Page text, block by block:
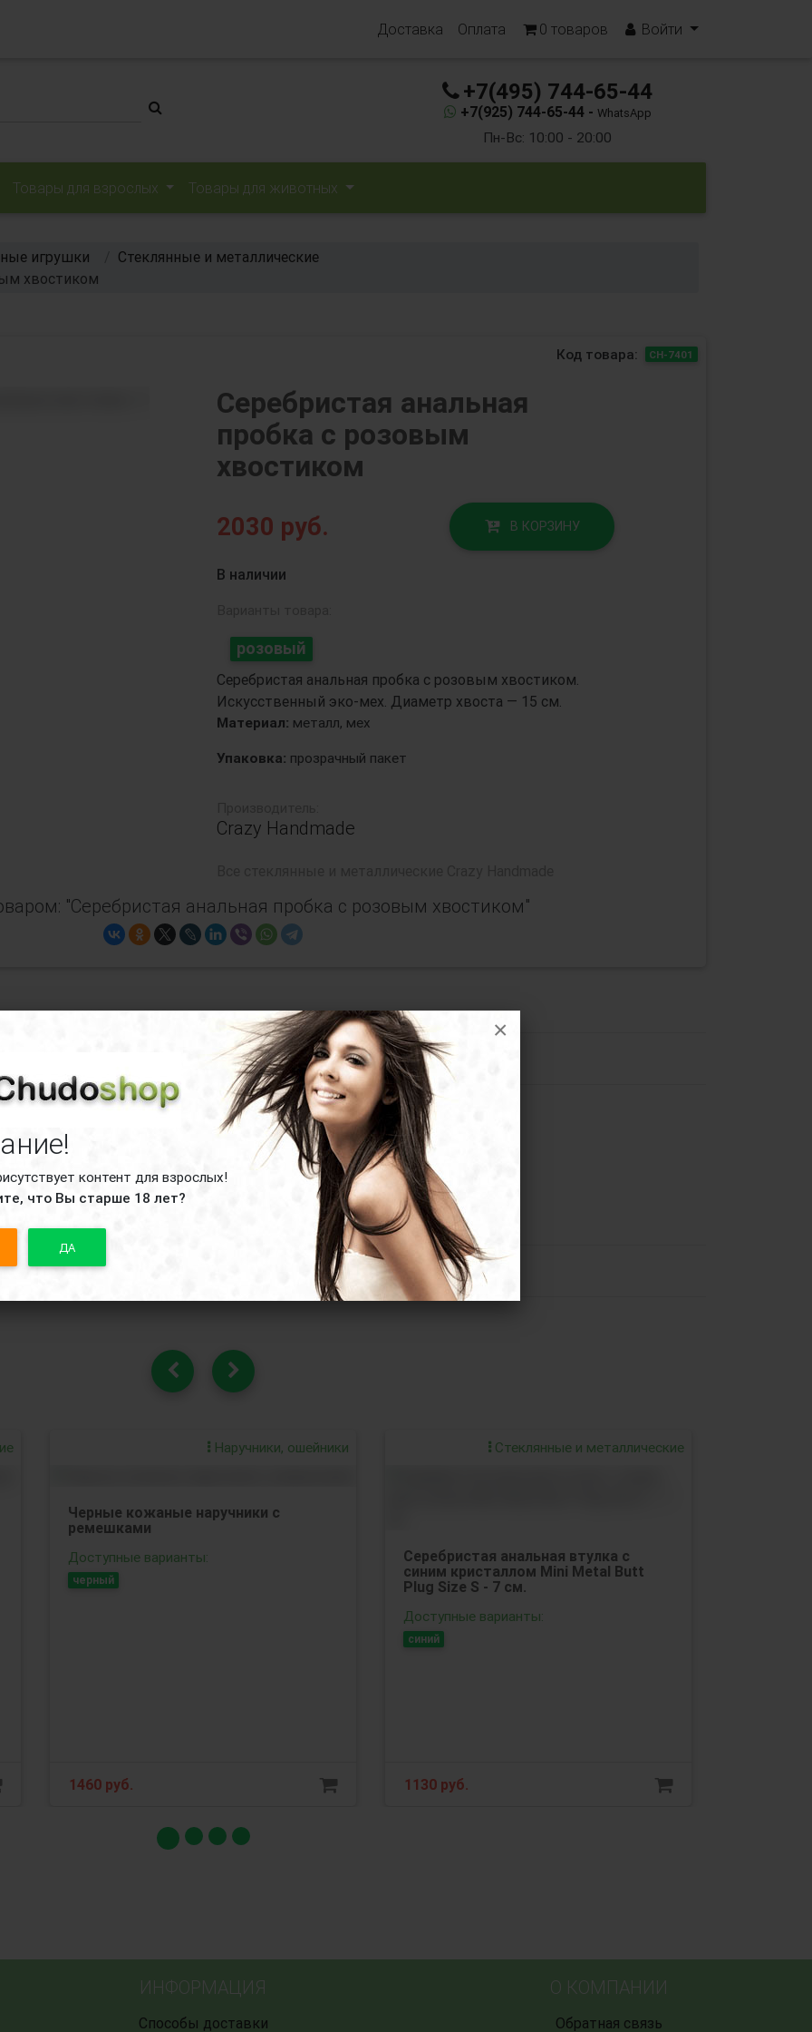
контент для взрослых!
что Вы старше 18 лет?
ДА
×
Доставка Оплата 0 товаров Войти
+7(495) 744-65-44
+7(925) 744-65-44 - WhatsApp
Пн-Вс: 10:00 - 20:00
Товары для взрослых Товары для животных
игрушки
Стеклянные и металлические
хвостиком
Код товара: CH-7401
Серебристая анальная
пробка с розовым
хвостиком
2030 руб. В КОРЗИНУ
В наличии
розовый
Серебристая анальная пробка с розовым хвостиком.
Искусственный эко-мех. Диаметр хвоста — 15 см.
Материал: металл, мех
Упаковка: прозрачный пакет
Crazy Handmade
"Серебристая анальная пробка с розовым хвостиком"
анальная пробка с розовым хвостиком
Наручники, ошейники
Черные кожаные наручники с
ремешками
Доступные варианты:
черный
1460 руб.
Стеклянные и металлические
Серебристая анальная втулка с
синим кристаллом Mini Metal Butt
Plug Size S - 7 см.
Доступные варианты:
синий
1130 руб.
ИНФОРМАЦИЯ
Способы доставки
О КОМПАНИИ
Обратная связь